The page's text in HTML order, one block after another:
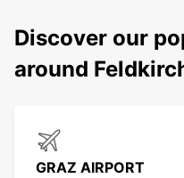
Discover our
around
GRAZ AIRPORT